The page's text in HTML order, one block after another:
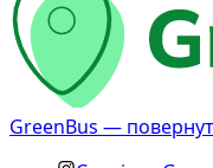
GreenBus —